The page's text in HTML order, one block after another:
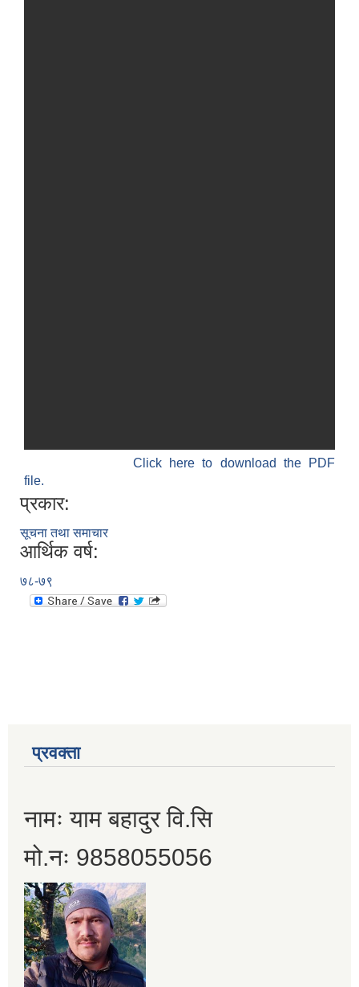
Click here to download the PDF
file.
प्रकार:
सूचना तथा समाचार
आर्थिक वर्ष:
७८-७९
प्रवक्ता
नामः याम बहादुर वि.सि
मो.नः 9858055056